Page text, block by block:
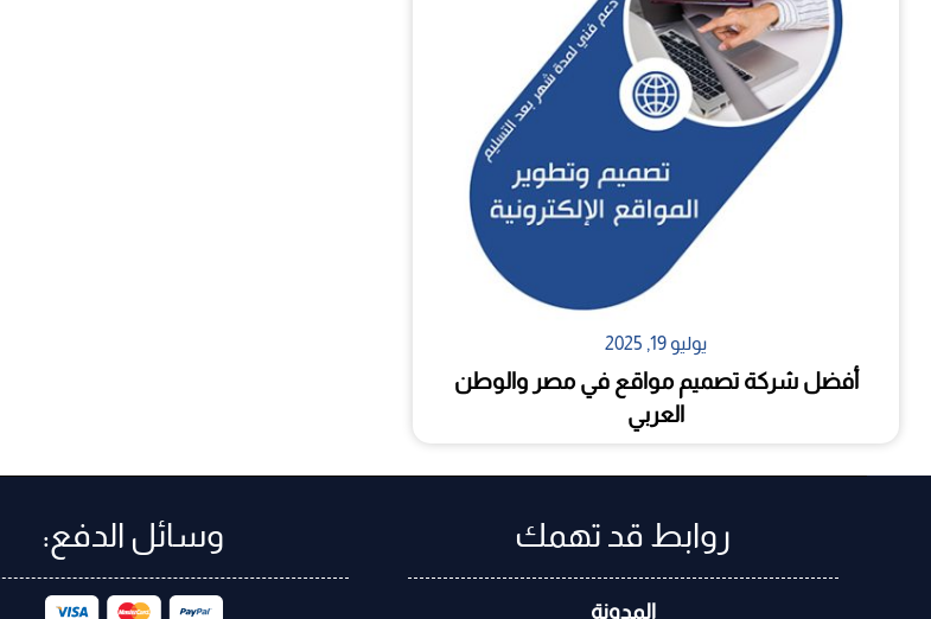
يوليو 19, 2025
أفضل شركة تصميم مواقع في مصر والوطن
العربي
روابط قد تهمك
المدونة
وسائل الدفع: